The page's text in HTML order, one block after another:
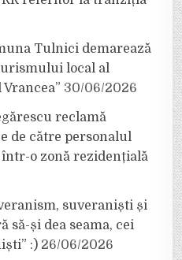
Tulnici demarează
local al
30/06/2026
reclamă
de către personalul
o zonă rezidențială
suveraniști și
să-și dea seama, cei
:) 26/06/2026